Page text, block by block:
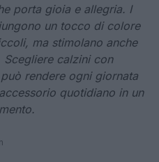
porta gioia e allegria. I
un tocco di colore
ma stimolano anche
calzini con
rendere ogni giornata
quotidiano in un